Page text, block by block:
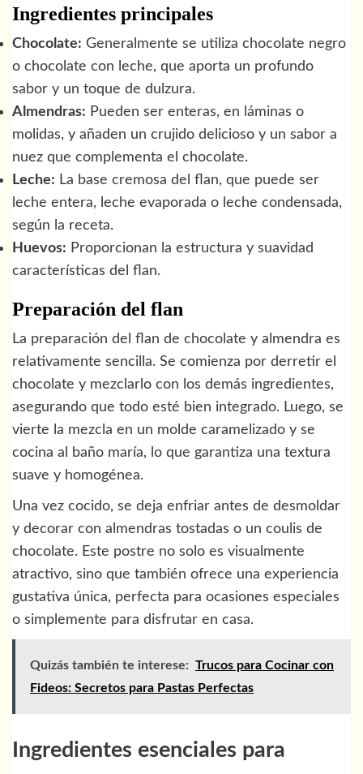
Ingredientes principales
Chocolate: Generalmente se utiliza chocolate negro
o chocolate con leche, que aporta un profundo
sabor y un toque de dulzura.
Almendras: Pueden ser enteras, en láminas o
molidas, y añaden un crujido delicioso y un sabor a
nuez que complementa el chocolate.
Leche: La base cremosa del flan, que puede ser
leche entera, leche evaporada o leche condensada,
según la receta.
Huevos: Proporcionan la estructura y suavidad
características del flan.
Preparación del flan
La preparación del flan de chocolate y almendra es
relativamente sencilla. Se comienza por derretir el
chocolate y mezclarlo con los demás ingredientes,
asegurando que todo esté bien integrado. Luego, se
vierte la mezcla en un molde caramelizado y se
cocina al baño maría, lo que garantiza una textura
suave y homogénea.
Una vez cocido, se deja enfriar antes de desmoldar
y decorar con almendras tostadas o un coulis de
chocolate. Este postre no solo es visualmente
atractivo, sino que también ofrece una experiencia
gustativa única, perfecta para ocasiones especiales
o simplemente para disfrutar en casa.
Quizás también te interese: Trucos para Cocinar con
Fideos: Secretos para Pastas Perfectas
Ingredientes esenciales para